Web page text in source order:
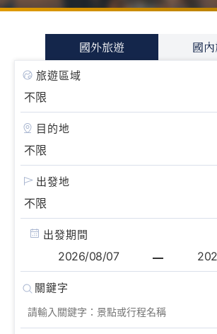
國外旅遊 國
旅遊區域
目的地
出發地
出發期間